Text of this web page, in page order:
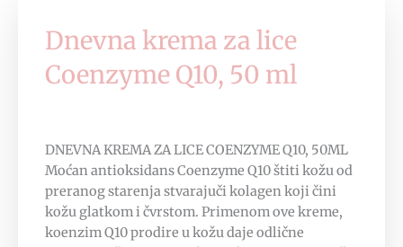
Dnevna krema za lice
Coenzyme Q10, 50 ml
DNEVNA KREMA ZA LICE COENZYME Q10, 50ML
Moćan antioksidans Coenzyme Q10 štiti kožu od
preranog starenja stvarajuči kolagen koji čini
kožu glatkom i čvrstom. Primenom ove kreme,
koenzim Q10 prodire u kožu daje odlične